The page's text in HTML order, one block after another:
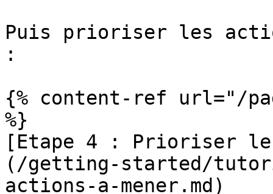
Puis prioriser les
:
{% content-ref url="/
%}
[Etape 4 : Prioriser
(/getting-started/
actions-a-mener.md)